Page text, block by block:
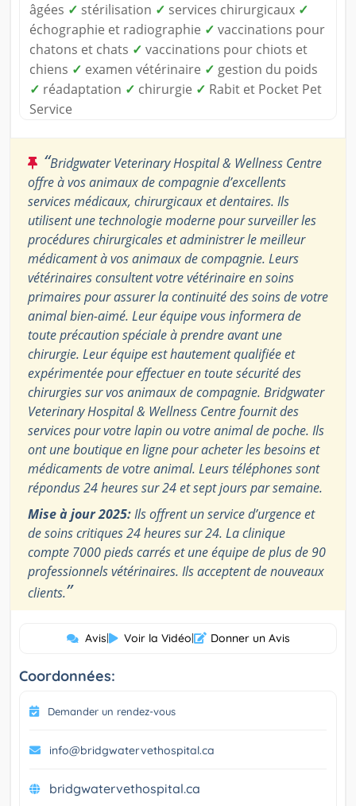
âgées ✓ stérilisation ✓ services chirurgicaux ✓
échographie et radiographie ✓ vaccinations pour
chatons et chats ✓ vaccinations pour chiots et
chiens ✓ examen vétérinaire ✓ gestion du poids
✓ réadaptation ✓ chirurgie ✓ Rabit et Pocket Pet
Service
“Bridgwater Veterinary Hospital & Wellness Centre
offre à vos animaux de compagnie d’excellents
services médicaux, chirurgicaux et dentaires. Ils
utilisent une technologie moderne pour surveiller les
procédures chirurgicales et administrer le meilleur
médicament à vos animaux de compagnie. Leurs
vétérinaires consultent votre vétérinaire en soins
primaires pour assurer la continuité des soins de votre
animal bien-aimé. Leur équipe vous informera de
toute précaution spéciale à prendre avant une
chirurgie. Leur équipe est hautement qualifiée et
expérimentée pour effectuer en toute sécurité des
chirurgies sur vos animaux de compagnie. Bridgwater
Veterinary Hospital & Wellness Centre fournit des
services pour votre lapin ou votre animal de poche. Ils
ont une boutique en ligne pour acheter les besoins et
médicaments de votre animal. Leurs téléphones sont
répondus 24 heures sur 24 et sept jours par semaine.
Mise à jour 2025:Ils offrent un service d’urgence et
de soins critiques 24 heures sur 24. La clinique
compte 7000 pieds carrés et une équipe de plus de 90
professionnels vétérinaires. Ils acceptent de nouveaux
clients.”
Avis| Voir la Vidéo| Donner un Avis
Coordonnées:
Demander un rendez-vous
info@bridgwatervethospital.ca
bridgwatervethospital.ca